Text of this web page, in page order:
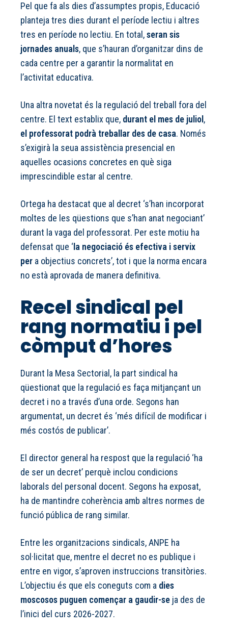
Pel que fa als dies d’assumptes propis, Educació
planteja tres dies durant el període lectiu i altres
tres en període no lectiu. En total,seran sis
jornades anuals, que s’hauran d’organitzar dins de
cada centre per a garantir la normalitat en
l’activitat educativa.
Una altra novetat és la regulació del treball fora del
centre. El text establix que, durant el mes de juliol ,
el professorat podrà treballar des de casa. Només
s’exigirà la seua assistència presencial en
aquelles ocasions concretes en què siga
imprescindible estar al centre.
Ortega ha destacat que al decret ‘s’han incorporat
moltes de les qüestions que s’han anat negociant’
durant la vaga del professorat. Per este motiu ha
defensat que ‘ la negociació és efectiva i servix
per a objectius concrets’, tot i que la norma encara
no està aprovada de manera definitiva.
Recel sindical pel
rang normatiu i pel
còmput d’hores
Durant la Mesa Sectorial, la part sindical ha
qüestionat que la regulació es faça mitjançant un
decret i no a través d’una orde. Segons han
argumentat, un decret és ‘més difícil de modificar i
més costós de publicar’.
El director general ha respost que la regulació ‘ha
de ser un decret’ perquè inclou condicions
laborals del personal docent. Segons ha exposat,
ha de mantindre coherència amb altres normes de
funció pública de rang similar.
Entre les organitzacions sindicals, ANPE ha
sol·licitat que, mentre el decret no es publique i
entre en vigor, s’aproven instruccions transitòries.
L’objectiu és que els coneguts com a dies
moscosos puguen començar a gaudir-se ja des de
l’inici del curs 2026-2027.